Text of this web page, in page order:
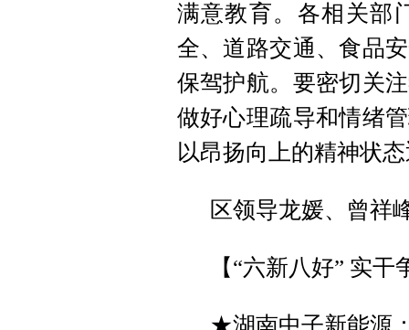
满意教育。各相关部
全、道路交通、食品
保驾护航。要密切关
做好心理疏导和情绪
以昂扬向上的精神状
区领导龙媛、曾祥
【“六新八好” 实干
★湖南中子新能源